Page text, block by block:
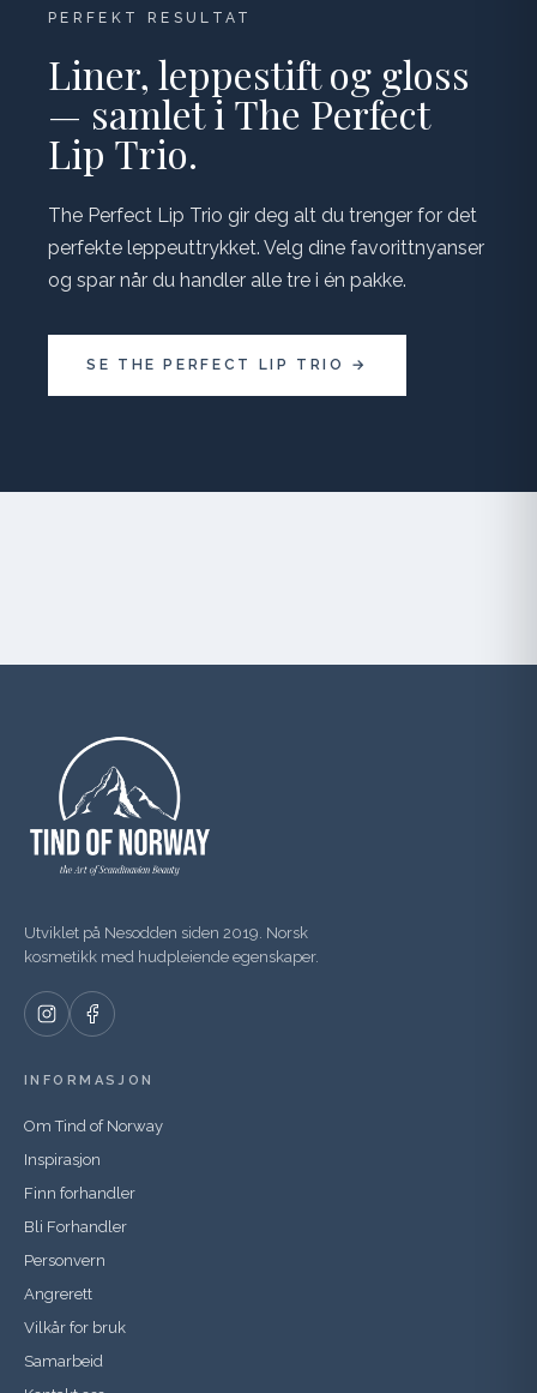
PERFEKT RESULTAT
Liner, leppestift og gloss
— samlet i The Perfect
Lip Trio.
The Perfect Lip Trio gir deg alt du trenger for det
perfekte leppeuttrykket. Velg dine favorittnyanser
og spar når du handler alle tre i én pakke.
SE THE PERFECT LIP TRIO →
Utviklet på Nesodden siden 2019. Norsk
kosmetikk med hudpleiende egenskaper.
INFORMASJON
Om Tind of Norway
Inspirasjon
Finn forhandler
Bli Forhandler
Personvern
Angrerett
Vilkår for bruk
Samarbeid